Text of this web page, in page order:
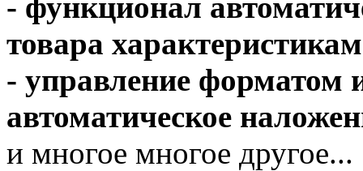
товара
- управление форматом
автоматическое
и многое многое другое...